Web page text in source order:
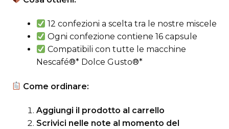
12 confezioni a scelta tra le nostre miscele
Ogni confezione contiene 16 capsule
Compatibili con tutte le macchine
Nescafé®* Dolce Gusto®*
Come ordinare:
Aggiungi il prodotto al carrello
Scrivici nelle note al momento del